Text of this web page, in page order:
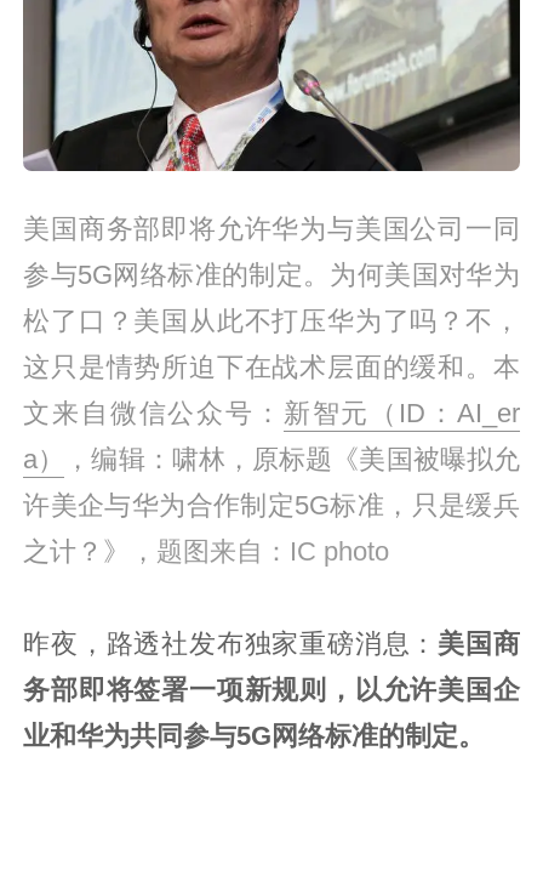
美国商务部即将允许华为与美国公司一同
参与5G网络标准的制定。为何美国对华为
松了口？美国从此不打压华为了吗？不，
这只是情势所迫下在战术层面的缓和。本
文来自微信公众号： 新智元（ID：AI_er
a）
，编辑：啸林，原标题《美国被曝拟允
许美企与华为合作制定5G标准，只是缓兵
之计？》， 题图来自：IC photo
昨夜，路透社发布独家重磅消息： 美国商
务部即将签署一项新规则，以允许美国企
业和华为共同参与5G网络标准的制定。